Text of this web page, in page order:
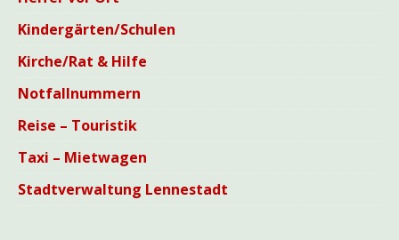
Kindergärten/Schulen
Kirche/Rat & Hilfe
Notfallnummern
Reise – Touristik
Taxi – Mietwagen
Stadtverwaltung Lennestadt